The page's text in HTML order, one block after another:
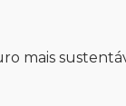
mais